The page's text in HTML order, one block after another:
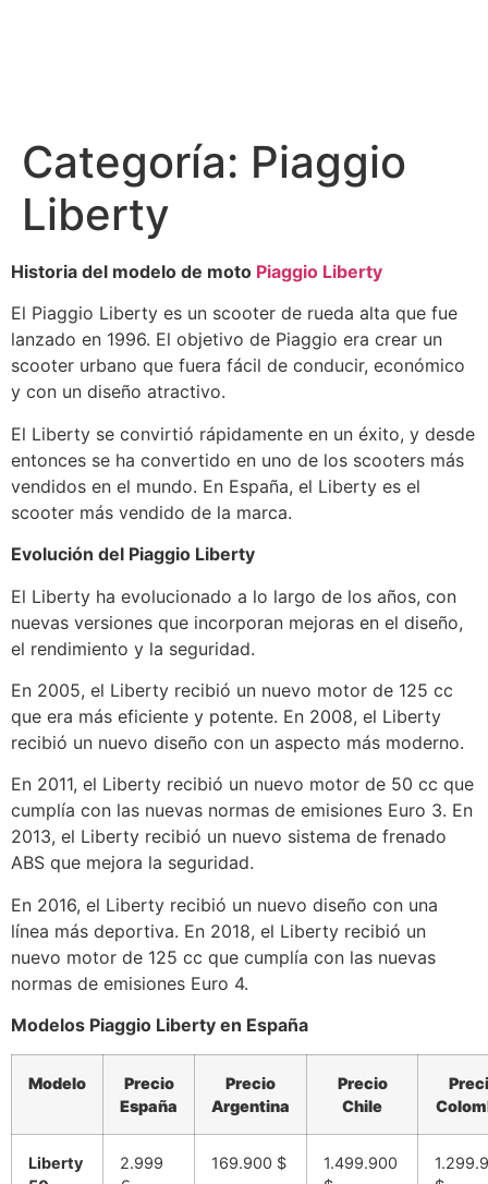
Categoría: Piaggio
Liberty
Historia del modelo de moto Piaggio Liberty
El Piaggio Liberty es un scooter de rueda alta que fue
lanzado en 1996. El objetivo de Piaggio era crear un
scooter urbano que fuera fácil de conducir, económico
y con un diseño atractivo.
El Liberty se convirtió rápidamente en un éxito, y desde
entonces se ha convertido en uno de los scooters más
vendidos en el mundo. En España, el Liberty es el
scooter más vendido de la marca.
Evolución del Piaggio Liberty
El Liberty ha evolucionado a lo largo de los años, con
nuevas versiones que incorporan mejoras en el diseño,
el rendimiento y la seguridad.
En 2005, el Liberty recibió un nuevo motor de 125 cc
que era más eficiente y potente. En 2008, el Liberty
recibió un nuevo diseño con un aspecto más moderno.
En 2011, el Liberty recibió un nuevo motor de 50 cc que
cumplía con las nuevas normas de emisiones Euro 3. En
2013, el Liberty recibió un nuevo sistema de frenado
ABS que mejora la seguridad.
En 2016, el Liberty recibió un nuevo diseño con una
línea más deportiva. En 2018, el Liberty recibió un
nuevo motor de 125 cc que cumplía con las nuevas
normas de emisiones Euro 4.
Modelos Piaggio Liberty en España
Modelo
Precio
España
Precio
Argentina
Precio
Chile
Liberty
2.999
169.900 $
1.499.900